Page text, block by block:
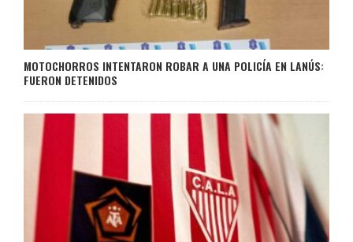
MOTOCHORROS INTENTARON ROBAR A UNA POLICÍA EN LANÚS:
FUERON DETENIDOS